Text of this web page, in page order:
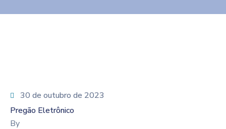
30 de outubro de 2023
Pregão Eletrônico
By